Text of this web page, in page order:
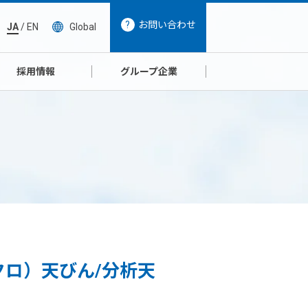
JA/ EN Global お問い合わせ
採用情報 グループ企業
）天びん/分析天